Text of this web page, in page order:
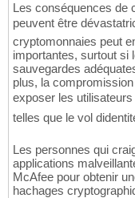
Les conséquences de
peuvent être
cryptomonnaies peut
importantes, surtout si
sauvegardes
plus, la
exposer les utilisateurs
telles que le vol
Les personnes qui
applications
McAfee pour obtenir
hachages